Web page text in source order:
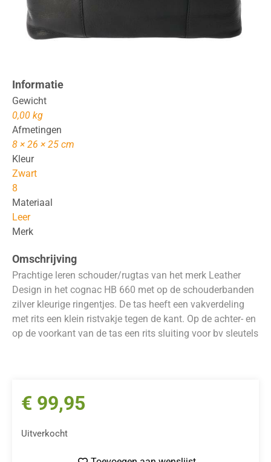
Informatie
Gewicht
0,00 kg
Afmetingen
8 × 26 × 25 cm
Kleur
Zwart
8
Materiaal
Leer
Merk
Omschrijving
Prachtige leren schouder/rugtas van het merk Leather
Design in het cognac HB 660 met op de schouderbanden
zilver kleurige ringentjes. De tas heeft een vakverdeling
met rits een klein ristvakje tegen de kant. Op de achter- en
op de voorkant van de tas een rits sluiting voor bv sleutels
€ 99,95
Uitverkocht